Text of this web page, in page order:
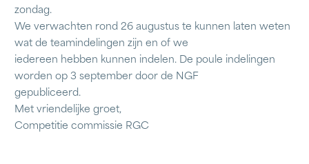
zondag.
We verwachten rond 26 augustus te kunnen laten weten
wat de teamindelingen zijn en of we
iedereen hebben kunnen indelen. De poule indelingen
worden op 3 september door de NGF
gepubliceerd.
Met vriendelijke groet,
Competitie commissie RGC